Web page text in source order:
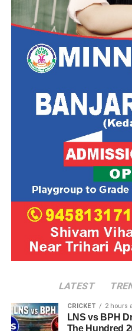
LATEST
CRICKET 2 hours
LNS vs BPH
The Hundred